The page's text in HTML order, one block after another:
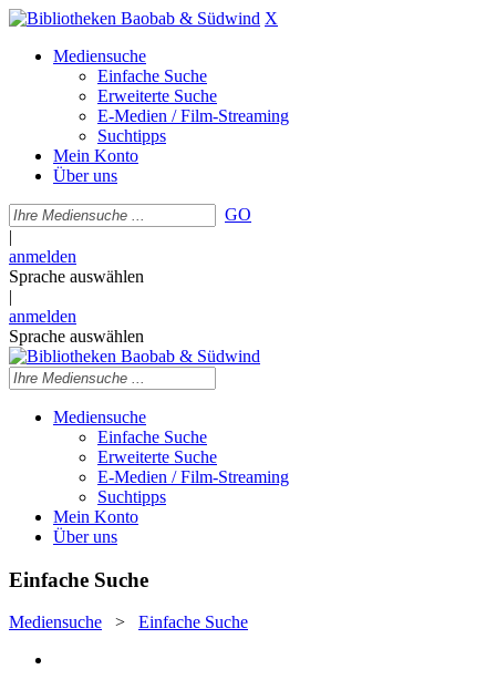
X
Mediensuche
Einfache Suche
Erweiterte Suche
E-Medien / Film-Streaming
Suchtipps
Mein Konto
Über uns
GO
|
anmelden
Sprache auswählen
|
anmelden
Sprache auswählen
Mediensuche
Einfache Suche
Erweiterte Suche
E-Medien / Film-Streaming
Suchtipps
Mein Konto
Über uns
Einfache Suche
Mediensuche > Einfache Suche